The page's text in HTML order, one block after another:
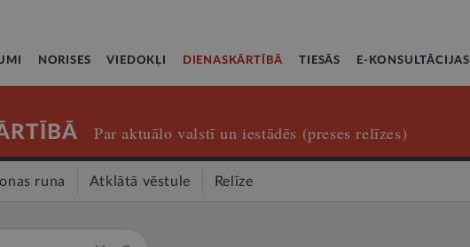
NORISES VIEDOKĻI DIENASKĀRTĪBĀ TIESĀS E-KONSULTĀCIJAS
Par aktuālo valstī un iestādēs (preses relīzes)
runa Atklātā vēstule Relīze